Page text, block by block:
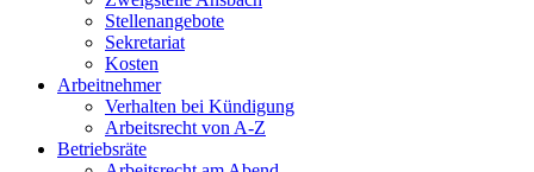
Stellenangebote
Sekretariat
Kosten
Arbeitnehmer
Verhalten bei Kündigung
Arbeitsrecht von A-Z
Betriebsräte